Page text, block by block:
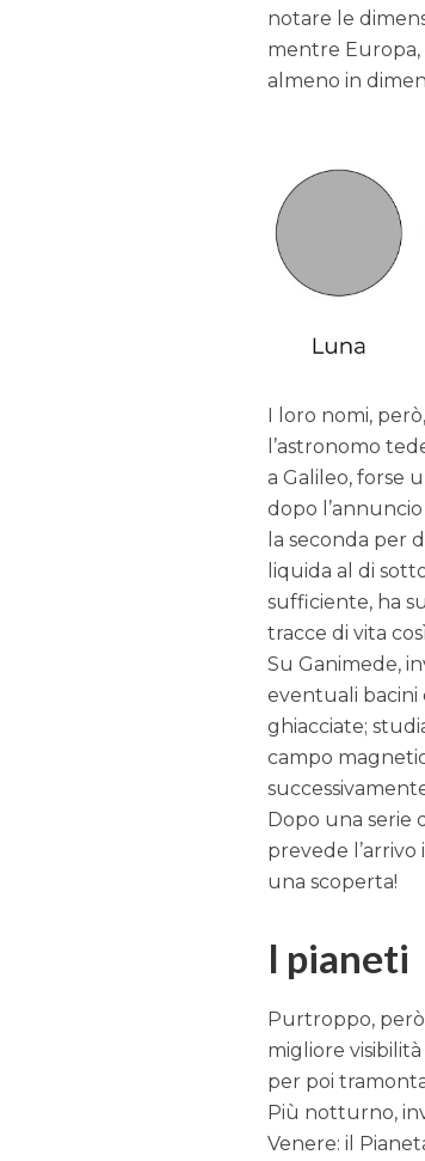
notare le
mentre Europa,
almeno in
I loro nomi,
l’astronomo
a Galileo, forse
dopo
la seconda per
liquida al di
sufficiente, ha
tracce di vita
Su Ganimede,
eventuali bacini
ghiacciate;
campo
Dopo una serie
prevede
una scoperta!
I pianeti
Purtroppo,
migliore
per poi
Più notturno,
Venere: il